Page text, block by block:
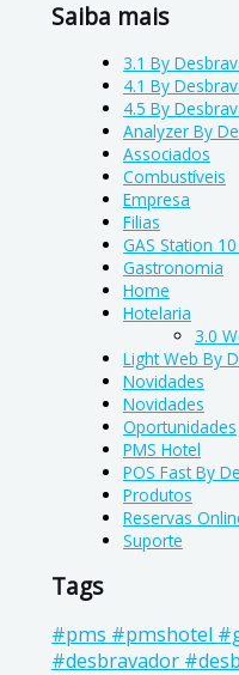
Saiba mais
3.1 By
4.1 By
4.5 By
Analyzer By
Associados
Combustíveis
Empresa
Filias
GAS Station
Gastronomia
Home
Hotelaria
3.0
Light Web By
Novidades
Novidades
Oportunidades
PMS Hotel
POS Fast By
Produtos
Reservas
Suporte
Tags
#pms #pmshotel
#desbravador